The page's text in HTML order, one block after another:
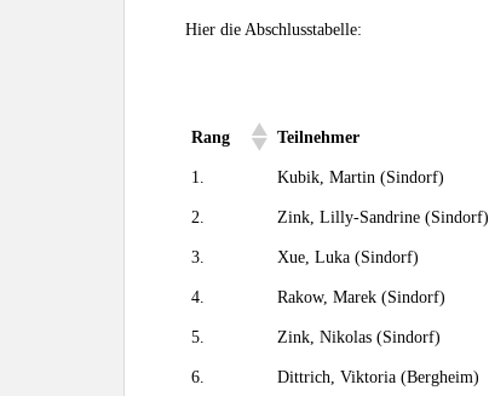
Hier die Abschlusstabelle:
Rang Teilnehmer
1. Kubik, Martin (Sindorf)
2. Zink, Lilly-Sandrine (Sindorf)
3. Xue, Luka (Sindorf)
4. Rakow, Marek (Sindorf)
5. Zink, Nikolas (Sindorf)
6. Dittrich, Viktoria (Bergheim)